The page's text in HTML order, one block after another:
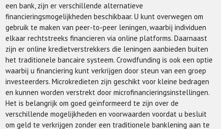
een bank, zijn er verschillende alternatieve
financieringsmogelijkheden beschikbaar. U kunt overwegen om
gebruik te maken van peer-to-peer leningen, waarbij individuen
elkaar rechtstreeks financieren via online platforms. Daarnaast
zijn er online kredietverstrekkers die leningen aanbieden buiten
het traditionele bancaire systeem. Crowdfunding is ook een optie
waarbij u financiering kunt verkrijgen door steun van een groep
investeerders. Microkredieten zijn geschikt voor kleine bedragen
en kunnen worden verstrekt door microfinancieringsinstellingen.
Het is belangrijk om goed geïnformeerd te zijn over de
verschillende mogelijkheden en voorwaarden voordat u besluit
om geld te verkrijgen zonder een traditionele banklening aan te